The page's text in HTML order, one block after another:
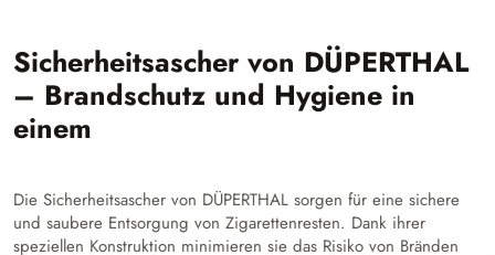
Sicherheitsascher von DÜPERTHAL
– Brandschutz und Hygiene in
einem
Die Sicherheitsascher von DÜPERTHAL sorgen für eine sichere
und saubere Entsorgung von Zigarettenresten. Dank ihrer
speziellen Konstruktion minimieren sie das Risiko von Bränden